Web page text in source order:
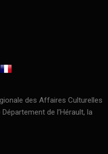
des Affaires Culturelles
de l’Hérault, la